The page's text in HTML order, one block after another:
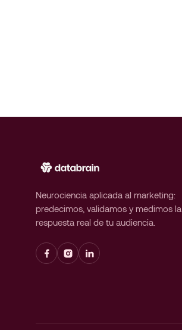
Neurociencia aplicada al marketing:
predecimos, validamos y medimos la
respuesta real de tu audiencia.